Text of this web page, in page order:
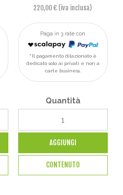
220,00 € (iva inclusa)
Paga in 3 rate con
Il pagamento dilazionato è
dedicato solo ai privati e non a
carte business.
Quantità
AGGIUNGI
CONTENUTO